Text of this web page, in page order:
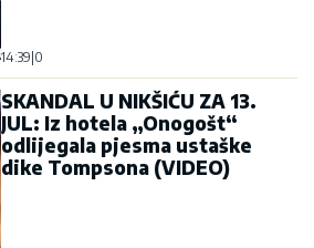
14:39 0
SKANDAL U NIKŠIĆU ZA 13.
JUL: Iz hotela „Onogošt“
odlijegala pjesma ustaške
dike Tompsona (VIDEO)